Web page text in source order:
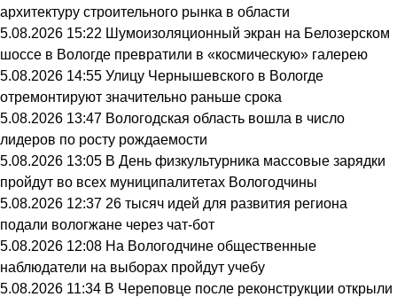
архитектуру строительного рынка в области
5.08.2026 15:22 Шумоизоляционный экран на Белозерском
шоссе в Вологде превратили в «космическую» галерею
5.08.2026 14:55 Улицу Чернышевского в Вологде
отремонтируют значительно раньше срока
5.08.2026 13:47 Вологодская область вошла в число
лидеров по росту рождаемости
5.08.2026 13:05 В День физкультурника массовые зарядки
пройдут во всех муниципалитетах Вологодчины
5.08.2026 12:37 26 тысяч идей для развития региона
подали вологжане через чат-бот
5.08.2026 12:08 На Вологодчине общественные
наблюдатели на выборах пройдут учебу
5.08.2026 11:34 В Череповце после реконструкции открыли